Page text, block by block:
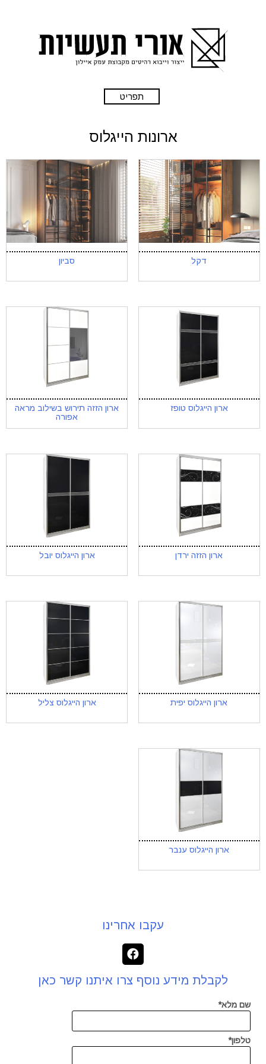
תפריט
ארונות הייגלוס
דקל סביון
ארון הייגלוס טופז
ארון הזזה תירוש בשילוב מראה
אפורה
ארון הזזה ירדן ארון הייגלוס יובל
ארון הייגלוס יפית ארון הייגלוס צליל
ארון הייגלוס ענבר
עקבו אחרינו
לקבלת מידע נוסף צרו איתנו קשר כאן
שם מלא*
טלפון*